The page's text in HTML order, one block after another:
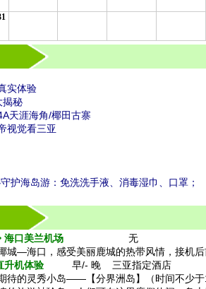
实体验
揭秘
天涯海角/椰田古寨
视觉看三亚
护海岛游：免洗洗手液、消毒湿巾、口罩；
海口美兰机场 无 指
城—海口，感受美丽鹿城的热带风情，接机
机体验 早/- 晚 三亚指定酒店
待的灵秀小岛——【分界洲岛】（时间不少